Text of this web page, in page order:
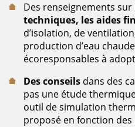
Des renseignements sur
techniques, les aides
d’isolation, de
production d’eau
écoresponsables à
Des conseils dans des
pas une étude
outil de simulation
proposé en fonction des